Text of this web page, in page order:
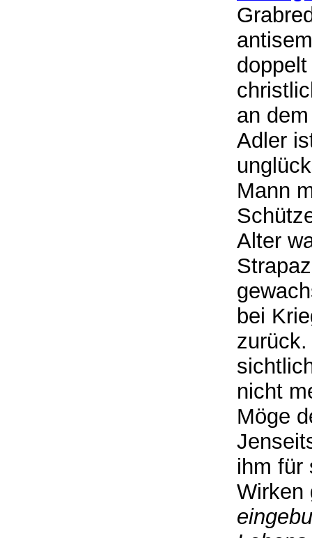
an
Adler
Mann
Alter
bei
nicht
Möge
ihm für